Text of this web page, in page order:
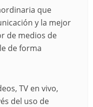
que
y la mejor
de medios de
de forma
TV en vivo,
del uso de